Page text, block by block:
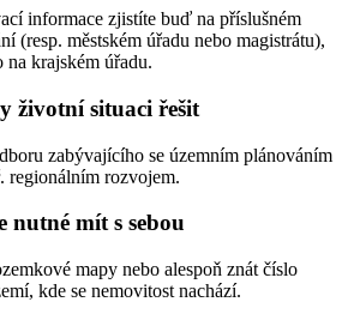
informace zjistíte buď na příslušném
(resp. městském úřadu nebo magistrátu),
na krajském úřadu.
životní situaci řešit
zabývajícího se územním plánováním
regionálním rozvojem.
nutné mít s sebou
mapy nebo alespoň znát číslo
kde se nemovitost nachází.